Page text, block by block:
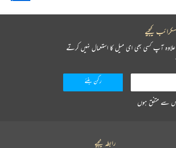
کیجیے
آپ کسی بھی ای میل کا استعمال نہیں کرتے
سے متفق ہوں
رابطہ کیجیے